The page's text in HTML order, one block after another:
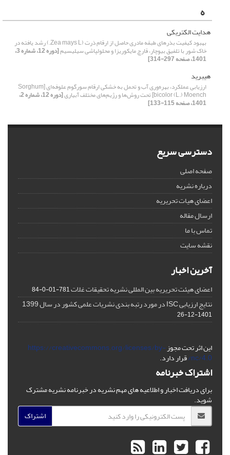
ه
هدایت الکتریکی
بهبود کیفیت بذرهای طبقه مادری حاصل از ارقام ذرت (Zea mays L.) رشد یافته در
خاک شور با تلفیق بیوچار، قارچ مایکوریزا و محلول‏پاشی سیلیسیم [دوره 12، شماره 3،
1401، صفحه 297-314]
هیبرید
ارزیابی عملکرد، بهره‌وری آب و تحمل به خشکی ارقام سورگوم علوفه‌ای [Sorghum
bicolor (L.) Moench] تحت روش‌ها و رژیم‌های مختلف آبیاری [دوره 12، شماره 2،
1401، صفحه 115-133]
دسترسی سریع
صفحه اصلی
درباره نشریه
اعضای هیات تحریریه
ارسال مقاله
تماس با ما
نقشه سایت
آخرین اخبار
اعضای هیئت تحریریه بین المللی نشریه تحقیقات غلات781-01-0-84
نتایج ارزیابی ISC در مورد رتبه بندی نشریات علمی کشور در سال 1399
1401-12-26
این اثر تحت مجوزhttps://creativecommons.org/licenses/by-
nc/4.0/ قرار دارد.
اشتراک خبرنامه
برای دریافت اخبار و اطلاعیه های مهم نشریه در خبرنامه نشریه مشترک
شوید.
اشتراک